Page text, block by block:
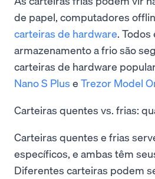
de papel, computadores
carteiras de hardware.
armazenamento a frio são
carteiras de hardware
Nano S Plus e Trezor Model
Carteiras quentes vs. frias:
Carteiras quentes e frias
específicos, e ambas têm
Diferentes carteiras podem